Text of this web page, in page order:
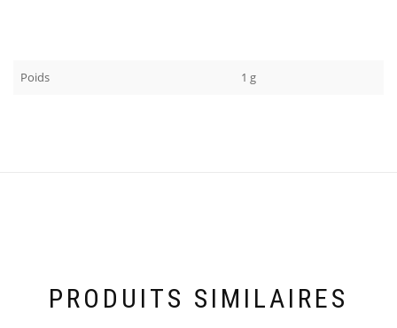
Poids 1 g
PRODUITS SIMILAIRES